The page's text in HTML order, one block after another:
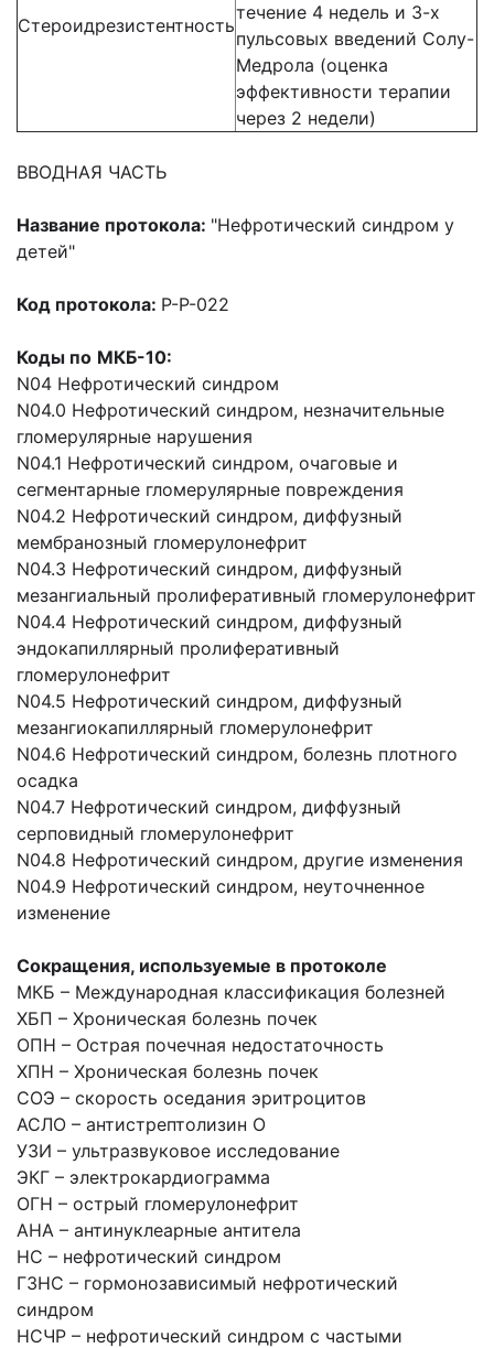
Стероидрезистентность
течение 4 недель и 3-х
пульсовых введений Солу-
Медрола (оценка
эффективности терапии
через 2 недели)
ВВОДНАЯ ЧАСТЬ
Название протокола: "Нефротический синдром у
детей"
Код протокола: P-P-022
Коды по МКБ-10:
N04 Нефротический синдром
N04.0 Нефротический синдром, незначительные
гломерулярные нарушения
N04.1 Нефротический синдром, очаговые и
сегментарные гломерулярные повреждения
N04.2 Нефротический синдром, диффузный
мембранозный гломерулонефрит
N04.3 Нефротический синдром, диффузный
мезангиальный пролиферативный гломерулонефрит
N04.4 Нефротический синдром, диффузный
эндокапиллярный пролиферативный
гломерулонефрит
N04.5 Нефротический синдром, диффузный
мезангиокапиллярный гломерулонефрит
N04.6 Нефротический синдром, болезнь плотного
осадка
N04.7 Нефротический синдром, диффузный
серповидный гломерулонефрит
N04.8 Нефротический синдром, другие изменения
N04.9 Нефротический синдром, неуточненное
изменение
Сокращения, используемые в протоколе
МКБ – Международная классификация болезней
ХБП – Хроническая болезнь почек
ОПН – Острая почечная недостаточность
ХПН – Хроническая болезнь почек
СОЭ – скорость оседания эритроцитов
АСЛО – антистрептолизин О
УЗИ – ультразвуковое исследование
ЭКГ – электрокардиограмма
ОГН – острый гломерулонефрит
АНА – антинуклеарные антитела
НС – нефротический синдром
ГЗНС – гормонозависимый нефротический
синдром
НСЧР – нефротический синдром с частыми